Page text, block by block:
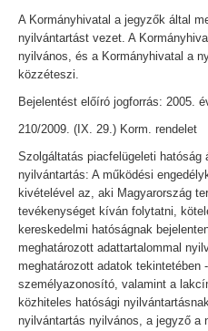
A Kormányhivatal a jegyzők által
nyilvántartást vezet. A
nyilvános, és a Kormányhivatal a
közzéteszi.
Bejelentést előíró jogforrás: 2005.
210/2009. (IX. 29.) Korm. rendelet
Szolgáltatás piacfelügeleti hatóság
nyilvántartás: A működési
kivételével az, aki Magyarország
tevékenységet kíván folytatni,
kereskedelmi hatóságnak
meghatározott adattartalommal
meghatározott adatok tekintetében
személyazonosító, valamint a
közhiteles hatósági
nyilvántartás nyilvános, a jegyző a